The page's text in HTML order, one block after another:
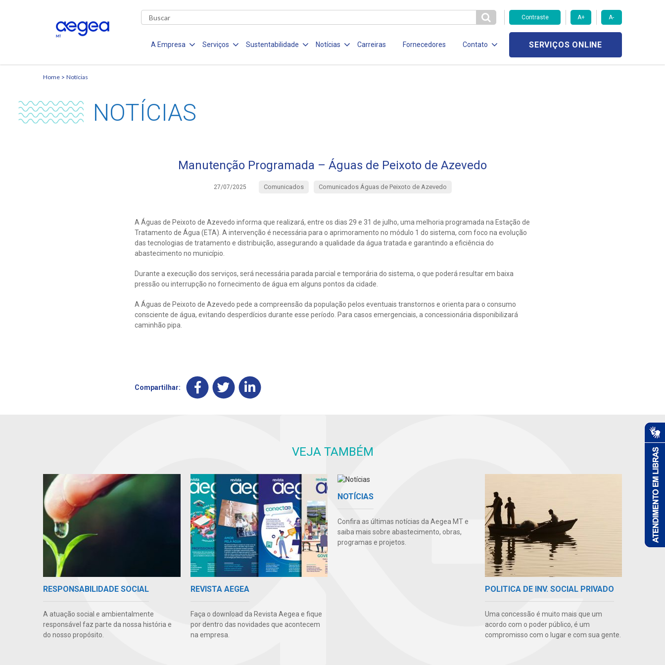
Contraste A+ A-
A Empresa Serviços Sustentabilidade Notícias Carreiras Fornecedores Contato SERVIÇOS ONLINE
Home Notícias
NOTÍCIAS
Manutenção Programada – Águas de Peixoto de Azevedo
27/07/2025 Comunicados Comunicados Águas de Peixoto de Azevedo
A Águas de Peixoto de Azevedo informa que realizará, entre os dias 29 e 31 de julho, uma melhoria programada na Estação de
Tratamento de Água (ETA). A intervenção é necessária para o aprimoramento no módulo 1 do sistema, com foco na evolução
das tecnologias de tratamento e distribuição, assegurando a qualidade da água tratada e garantindo a eficiência do
abastecimento no município.
Durante a execução dos serviços, será necessária parada parcial e temporária do sistema, o que poderá resultar em baixa
pressão ou interrupção no fornecimento de água em alguns pontos da cidade.
A Águas de Peixoto de Azevedo pede a compreensão da população pelos eventuais transtornos e orienta para o consumo
consciente de água, evitando desperdícios durante esse período. Para casos emergenciais, a concessionária disponibilizará
caminhão pipa.
Compartilhar:
VEJA TAMBÉM
RESPONSABILIDADE SOCIAL
A atuação social e ambientalmente
responsável faz parte da nossa história e
do nosso propósito.
REVISTA AEGEA
Faça o download da Revista Aegea e fique
por dentro das novidades que acontecem
na empresa.
NOTÍCIAS
Confira as últimas notícias da Aegea MT e
saiba mais sobre abastecimento, obras,
programas e projetos.
POLITICA DE INV. SOCIAL PRIVADO
Uma concessão é muito mais que um
acordo com o poder público, é um
compromisso com o lugar e com sua gente.